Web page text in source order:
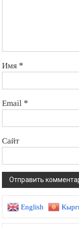
Имя *
Email *
Сайт
English